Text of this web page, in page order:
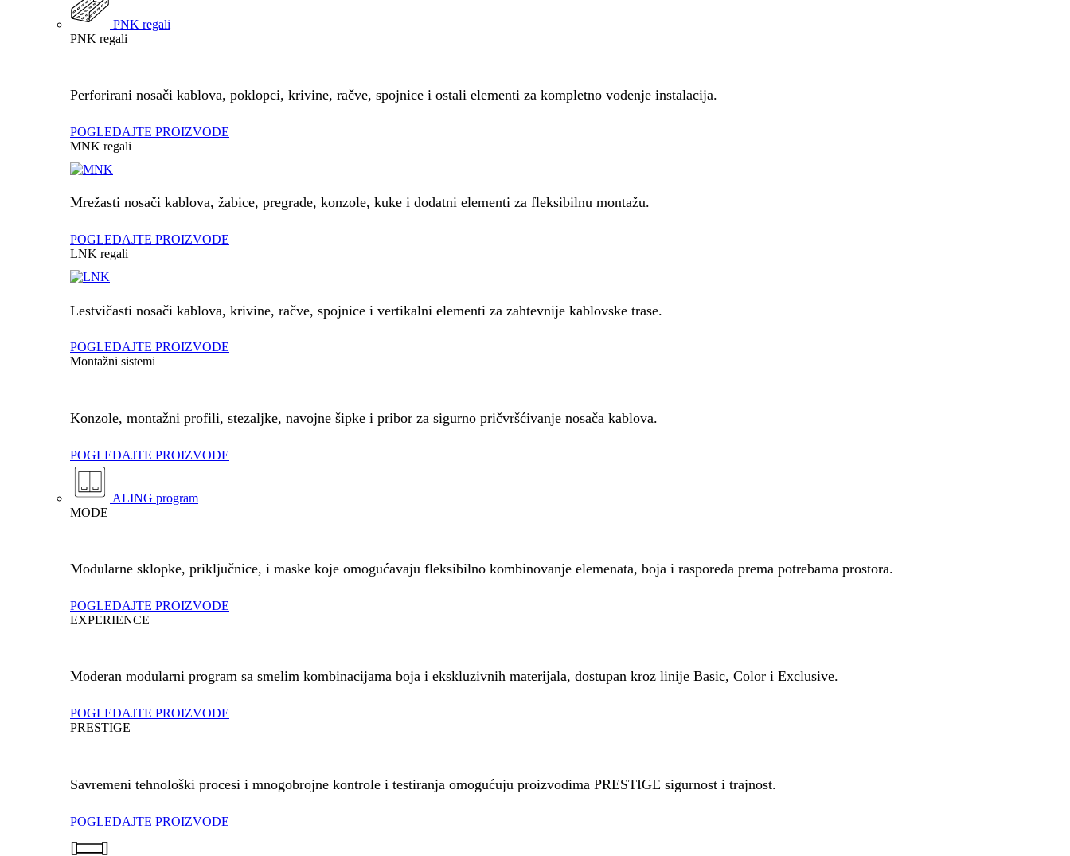
PNK regali
PNK regali
Perforirani nosači kablova, poklopci, krivine, račve, spojnice i ostali elementi za kompletno vođenje instalacija.
POGLEDAJTE PROIZVODE
MNK regali
Mrežasti nosači kablova, žabice, pregrade, konzole, kuke i dodatni elementi za fleksibilnu montažu.
POGLEDAJTE PROIZVODE
LNK regali
Lestvičasti nosači kablova, krivine, račve, spojnice i vertikalni elementi za zahtevnije kablovske trase.
POGLEDAJTE PROIZVODE
Montažni sistemi
Konzole, montažni profili, stezaljke, navojne šipke i pribor za sigurno pričvršćivanje nosača kablova.
POGLEDAJTE PROIZVODE
ALING program
MODE
Modularne sklopke, priključnice, i maske koje omogućavaju fleksibilno kombinovanje elemenata, boja i rasporeda prema potrebama prostora.
POGLEDAJTE PROIZVODE
EXPERIENCE
Moderan modularni program sa smelim kombinacijama boja i ekskluzivnih materijala, dostupan kroz linije Basic, Color i Exclusive.
POGLEDAJTE PROIZVODE
PRESTIGE
Savremeni tehnološki procesi i mnogobrojne kontrole i testiranja omogućuju proizvodima PRESTIGE sigurnost i trajnost.
POGLEDAJTE PROIZVODE